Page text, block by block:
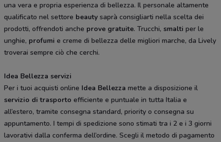
una vera e propria esperienza di bellezza. Il personale altamente
qualificato nel settore beauty saprà consigliarti nella scelta dei
prodotti, offrendoti anche prove gratuite. Trucchi, smalti per le
unghie, profumi e creme di bellezza delle migliori marche, da Lively
troverai sempre ciò che cerchi.
Idea Bellezza servizi
Per i tuoi acquisti online Idea Bellezza mette a disposizione il
servizio di trasporto efficiente e puntuale in tutta Italia e
all’estero, tramite consegna standard, priority o consegna su
appuntamento. I tempi di spedizione sono stimati tra i 2 e i 3 giorni
lavorativi dalla conferma dell’ordine. Scegli il metodo di pagamento